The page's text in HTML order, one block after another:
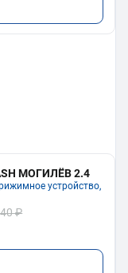
МОГИЛЁВ 2.4
устройство,
₽